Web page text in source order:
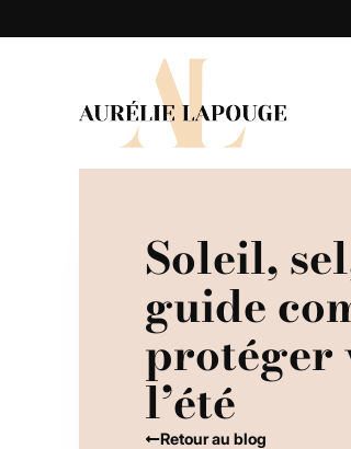
Soleil,
guide
protéger
l’été
Retour au blog